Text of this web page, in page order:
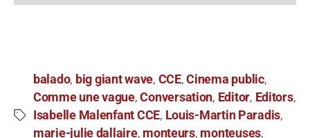
balado, big giant wave, CCE,Cinema public,
Comme une vague,Conversation, Editor, Editors,
Isabelle Malenfant CCE, Louis-Martin Paradis,
marie-julie dallaire, monteurs, monteuses,